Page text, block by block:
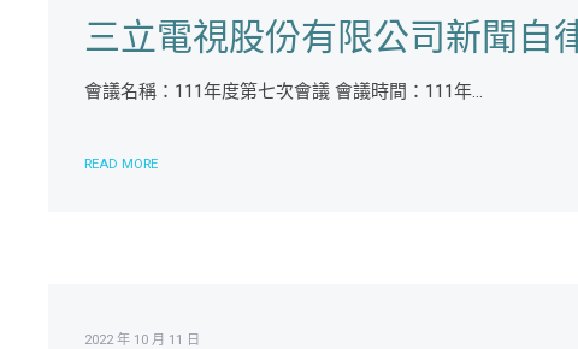
三立電視股份有限公司新聞自
會議名稱：111年度第七次會議 會議時間：111年...
READ MORE
2022 年 10 月 11 日